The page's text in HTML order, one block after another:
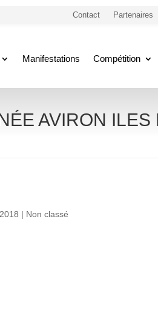
Contact Partenaires
Manifestations Compétition
AVIRON
| Non classé